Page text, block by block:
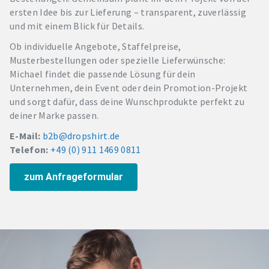
ersten Idee bis zur Lieferung – transparent, zuverlässig
und mit einem Blick für Details.
Ob individuelle Angebote, Staffelpreise,
Musterbestellungen oder spezielle Lieferwünsche:
Michael findet die passende Lösung für dein
Unternehmen, dein Event oder dein Promotion-Projekt
und sorgt dafür, dass deine Wunschprodukte perfekt zu
deiner Marke passen.
E-Mail: b2b@dropshirt.de
Telefon: +49 (0) 911 1469 0811
zum Anfrageformular